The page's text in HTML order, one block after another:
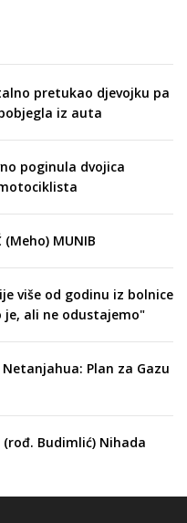
pretukao djevojku pa
iz auta
poginula dvojica
(Meho) MUNIB
više od godinu iz bolnice
je, ali ne odustajemo"
Plan za Gazu
Budimlić) Nihada